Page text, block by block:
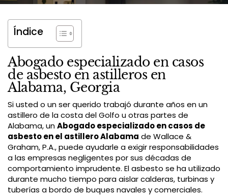
Índice
Abogado especializado en casos
de asbesto en astilleros en
Alabama, Georgia
Si usted o un ser querido trabajó durante años en un
astillero de la costa del Golfo u otras partes de
Alabama, unAbogado especializado en casos de
asbesto en el astillero Alabama de Wallace &
Graham, P.A., puede ayudarle a exigir responsabilidades
a las empresas negligentes por sus décadas de
comportamiento imprudente. El asbesto se ha utilizado
durante mucho tiempo para aislar calderas, turbinas y
tuberías a bordo de buques navales y comerciales.